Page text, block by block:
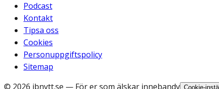
Podcast
Kontakt
Tipsa oss
Cookies
Personuppgiftspolicy
Sitemap
© 2026 ibnytt.se — För er som älskar innebandy Cookie-